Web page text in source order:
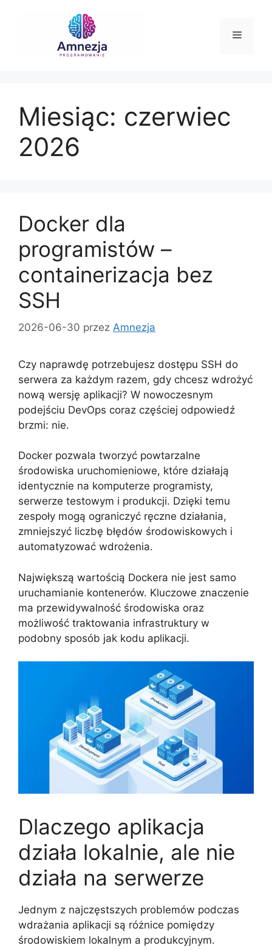
Menu
Miesiąc: czerwiec
2026
Docker dla
programistów –
containerizacja bez
SSH
2026-06-30 przez Amnezja
Czy naprawdę potrzebujesz dostępu SSH do
serwera za każdym razem, gdy chcesz wdrożyć
nową wersję aplikacji? W nowoczesnym
podejściu DevOps coraz częściej odpowiedź
brzmi: nie.
Docker pozwala tworzyć powtarzalne
środowiska uruchomieniowe, które działają
identycznie na komputerze programisty,
serwerze testowym i produkcji. Dzięki temu
zespoły mogą ograniczyć ręczne działania,
zmniejszyć liczbę błędów środowiskowych i
automatyzować wdrożenia.
Największą wartością Dockera nie jest samo
uruchamianie kontenerów. Kluczowe znaczenie
ma przewidywalność środowiska oraz
możliwość traktowania infrastruktury w
podobny sposób jak kodu aplikacji.
Dlaczego aplikacja
działa lokalnie, ale nie
działa na serwerze
Jednym z najczęstszych problemów podczas
wdrażania aplikacji są różnice pomiędzy
środowiskiem lokalnym a produkcyjnym.